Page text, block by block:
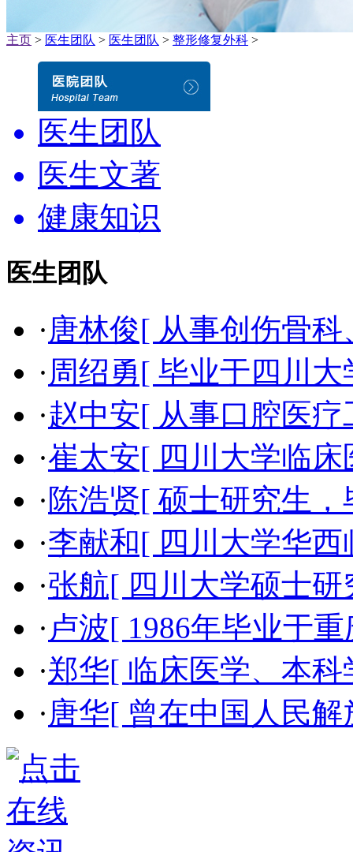
主页 > 医生团队 > 医生团队 > 整形修复外科 >
医生团队
医生文著
健康知识
医生团队
·唐林俊[ 从事创伤骨科
·周绍勇[ 毕业于四川大
·赵中安[ 从事口腔医疗
·崔太安[ 四川大学临床
·陈浩贤[ 硕士研究生，
·李献和[ 四川大学华西
·张航[ 四川大学硕士研
· 卢波[ 1986年毕业于
·郑华[ 临床医学、本科
·唐华[ 曾在中国人民解